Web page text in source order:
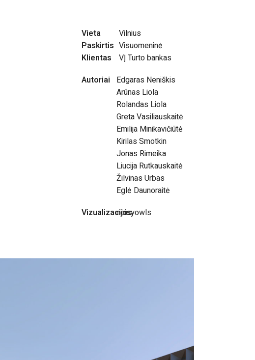
Vieta
Vilnius
Paskirtis Visuomeninė
Klientas
VĮ Turto bankas
Autoriai
Edgaras Neniškis
Arūnas Liola
Rolandas Liola
Greta Vasiliauskaitė
Emilija Minikavičiūtė
Kirilas Smotkin
Jonas Rimeika
Liucija Rutkauskaitė
Žilvinas Urbas
Eglė Daunoraitė
Vizualizacijosnoisyowls